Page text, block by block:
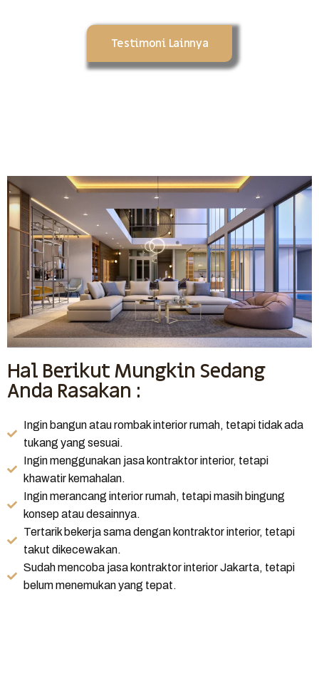
Testimoni Lainnya
Hal Berikut Mungkin Sedang
Anda Rasakan :
Ingin bangun atau rombak interior rumah, tetapi tidak ada
tukang yang sesuai.
Ingin menggunakan jasa kontraktor interior, tetapi
khawatir kemahalan.
Ingin merancang interior rumah, tetapi masih bingung
konsep atau desainnya.
Tertarik bekerja sama dengan kontraktor interior, tetapi
takut dikecewakan.
Sudah mencoba jasa kontraktor interior Jakarta, tetapi
belum menemukan yang tepat.